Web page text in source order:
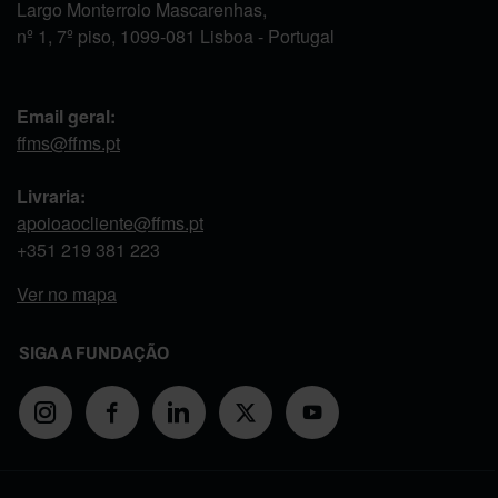
Largo Monterroio Mascarenhas,
nº 1, 7º piso, 1099-081 Lisboa - Portugal
Email geral:
ffms@ffms.pt
Livraria:
apoioaocliente@ffms.pt
+351 219 381 223
Ver no mapa
SIGA A FUNDAÇÃO